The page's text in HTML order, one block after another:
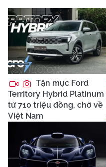
Tận mục Ford
Territory Hybrid Platinum
từ 710 triệu đồng, chờ về
Việt Nam